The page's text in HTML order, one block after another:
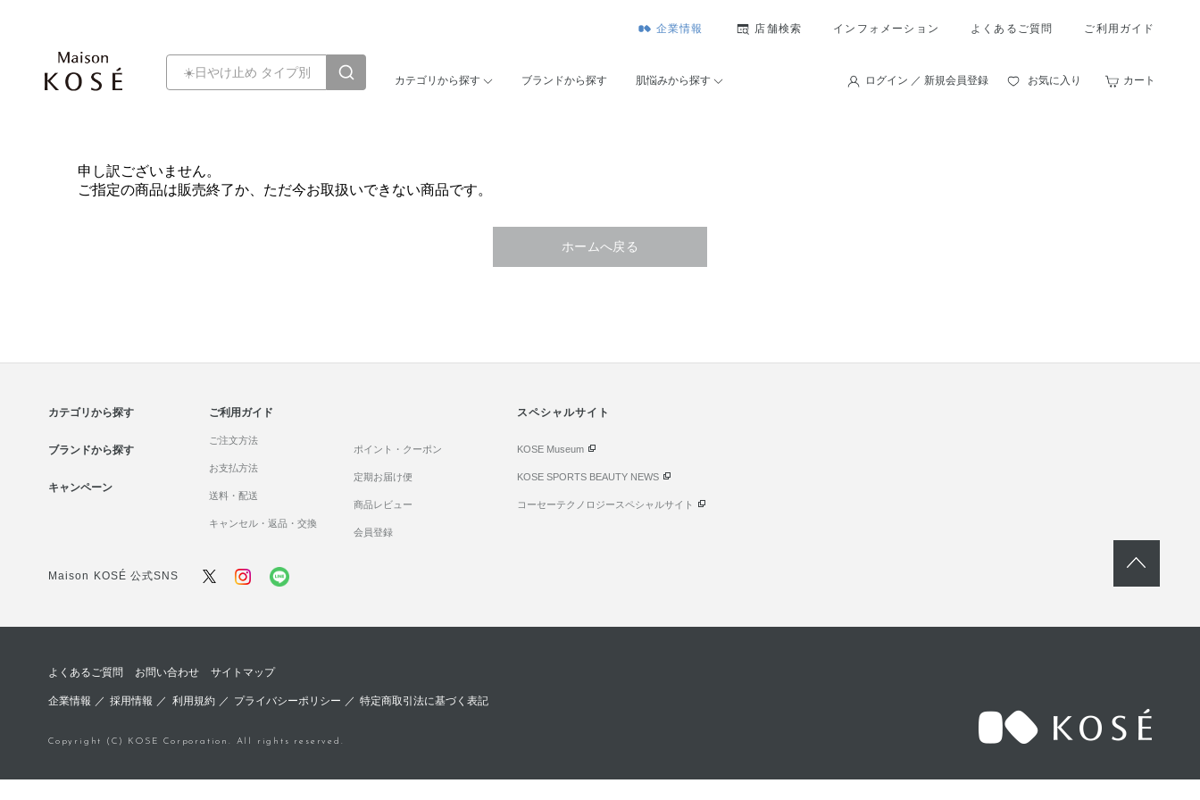
企業情報 店舗検索 インフォメーション よくあるご質問 ご利用ガイド
カテゴリから探す ブランドから探す 肌悩みから探す ログイン ／ 新規会員登録 お気に入り カート
申し訳ございません。
ご指定の商品は販売終了か、ただ今お取扱いできない商品です。
ホームへ戻る
カテゴリから探す
ブランドから探す
キャンペーン
ご利用ガイド
ご注文方法
お支払方法
送料・配送
キャンセル・返品・交換
ポイント・クーポン
定期お届け便
商品レビュー
会員登録
スペシャルサイト
KOSE Museum
KOSE SPORTS BEAUTY NEWS
コーセーテクノロジースペシャルサイト
Maison KOSÉ 公式SNS
よくあるご質問 お問い合わせ サイトマップ
企業情報 ／採用情報 ／ 利用規約／ プライバシーポリシー ／ 特定商取引法に基づく表記
Copyright (C) KOSE Corporation. All rights reserved.